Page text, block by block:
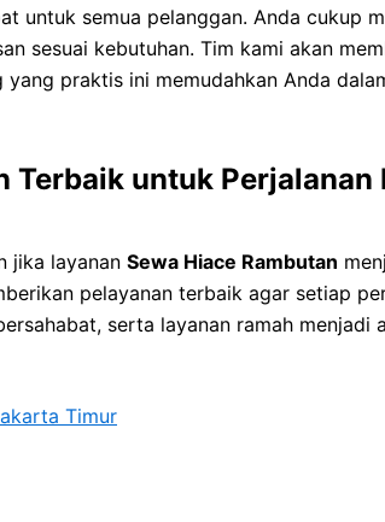
untuk semua pelanggan. Anda cukup
sesuai kebutuhan. Tim kami akan
praktis ini memudahkan Anda
Terbaik untuk Perjalanan
jika layanan Sewa Hiace Rambutan
pelayanan terbaik agar setiap
serta layanan ramah
Timur